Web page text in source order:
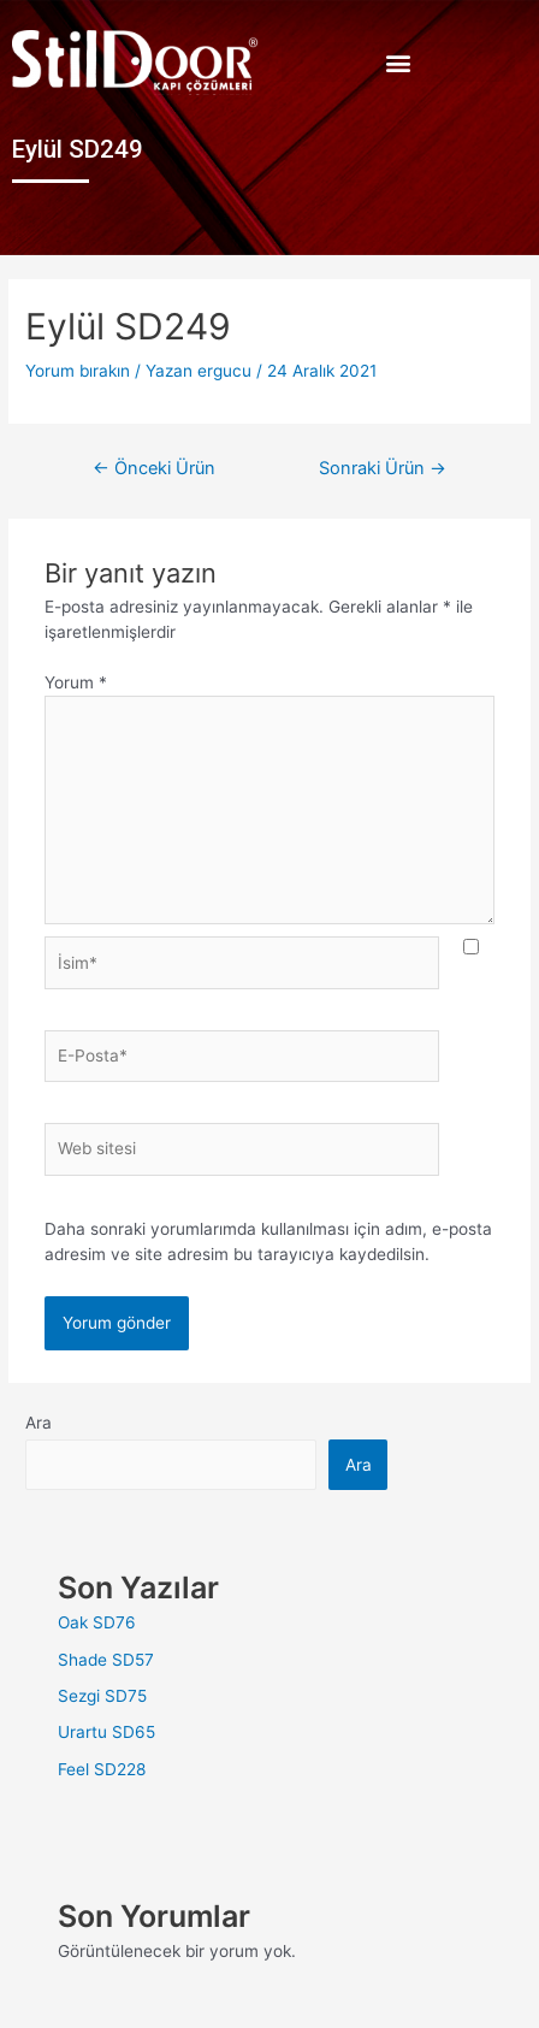
Eylül SD249
Eylül SD249
Yorum bırakın / Yazan ergucu / 24 Aralık 2021
← Önceki Ürün Sonraki Ürün →
Bir yanıt yazın
E-posta adresiniz yayınlanmayacak. Gerekli alanlar * ile
işaretlenmişlerdir
Yorum *
Daha sonraki yorumlarımda kullanılması için adım, e-posta
adresim ve site adresim bu tarayıcıya kaydedilsin.
Ara
Ara
Son Yazılar
Oak SD76
Shade SD57
Sezgi SD75
Urartu SD65
Feel SD228
Son Yorumlar
Görüntülenecek bir yorum yok.